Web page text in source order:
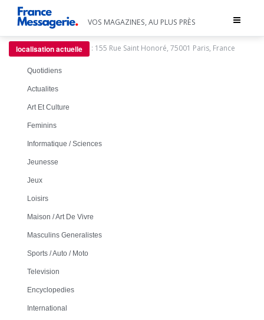
Toggle
VOS MAGAZINES, AU PLUS PRÈS
localisation actuelle : 155 Rue Saint Honoré, 75001 Paris, France
Quotidiens
Actualites
Art Et Culture
Feminins
Informatique / Sciences
Jeunesse
Jeux
Loisirs
Maison / Art De Vivre
Masculins Generalistes
Sports / Auto / Moto
Television
Encyclopedies
International